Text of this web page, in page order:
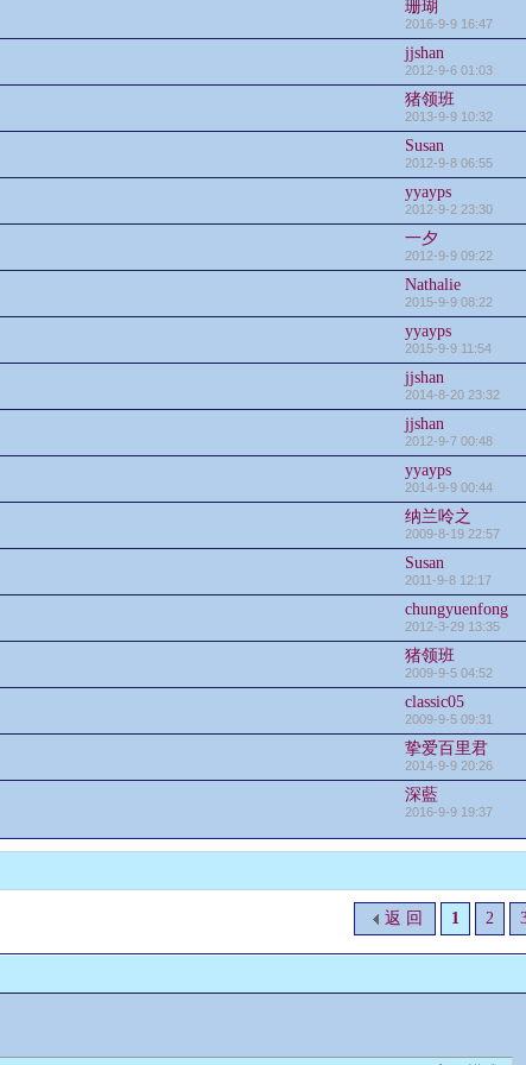
珊瑚
2016-9-9 16:47
jjshan
2012-9-6 01:03
猪领班
2013-9-9 10:32
Susan
2012-9-8 06:55
yyayps
2012-9-2 23:30
一夕
2012-9-9 09:22
Nathalie
2015-9-9 08:22
yyayps
2015-9-9 11:54
jjshan
2014-8-20 23:32
jjshan
2012-9-7 00:48
yyayps
2014-9-9 00:44
纳兰呤之
2009-8-19 22:57
Susan
2011-9-8 12:17
chungyuenfong
2012-3-29 13:35
猪领班
2009-9-5 04:52
classic05
2009-9-5 09:31
挚爱百里君
2014-9-9 20:26
深藍
2016-9-9 19:37
1 2
返 回